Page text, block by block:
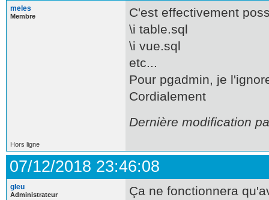
meles
Membre
C'est effectivement
\i table.sql
\i vue.sql
etc...
Pour pgadmin, je
Cordialement
Dernière modification
Hors ligne
07/12/2018 23:46:08
gleu
Administrateur
Ça ne fonctionnera